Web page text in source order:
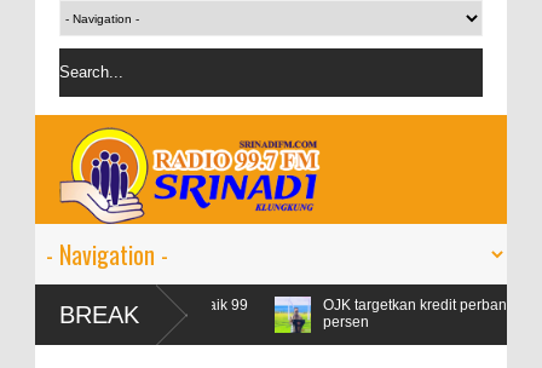
BREAK
Pertamax Naik 99
OJK targetkan kredit perbankan pada 2024